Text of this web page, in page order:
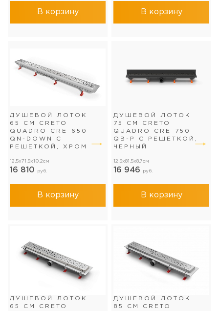
В корзину В корзину
ДУШЕВОЙ ЛОТОК
65 СМ CRETO
QUADRO CRE-650
QN-DOWN С
РЕШЕТКОЙ, ХРОМ
12,5x71,5x10,2см
16 810 руб.
В корзину
ДУШЕВОЙ ЛОТОК
75 СМ CRETO
QUADRO CRE-750
QB-P С РЕШЕТКОЙ,
ЧЕРНЫЙ
12,5x81,5x8,7см
16 946 руб.
В корзину
ДУШЕВОЙ ЛОТОК
65 СМ CRETO
ДУШЕВОЙ ЛОТОК
85 СМ CRETO